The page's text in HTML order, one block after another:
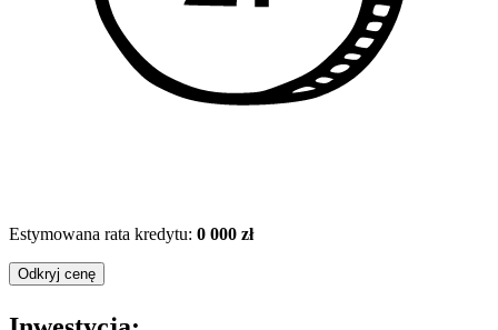
Estymowana rata kredytu: 0 000 zł
Odkryj cenę